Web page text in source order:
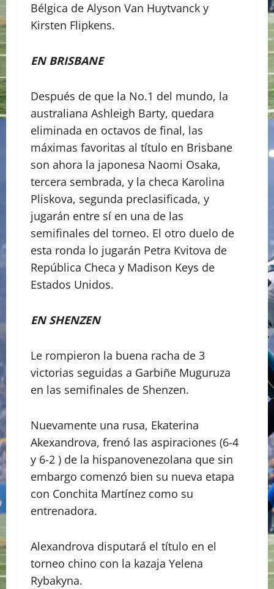
Bélgica de Alyson Van Huytvanck y
Kirsten Flipkens.
EN BRISBANE
Después de que la No.1 del mundo, la
australiana Ashleigh Barty, quedara
eliminada en octavos de final, las
máximas favoritas al título en Brisbane
son ahora la japonesa Naomi Osaka,
tercera sembrada, y la checa Karolina
Pliskova, segunda preclasificada, y
jugarán entre sí en una de las
semifinales del torneo. El otro duelo de
esta ronda lo jugarán Petra Kvitova de
República Checa y Madison Keys de
Estados Unidos.
EN SHENZEN
Le rompieron la buena racha de 3
victorias seguidas a Garbiñe Muguruza
en las semifinales de Shenzen.
Nuevamente una rusa, Ekaterina
Akexandrova, frenó las aspiraciones (6-4
y 6-2 ) de la hispanovenezolana que sin
embargo comenzó bien su nueva etapa
con Conchita Martínez como su
entrenadora.
Alexandrova disputará el título en el
torneo chino con la kazaja Yelena
Rybakyna.